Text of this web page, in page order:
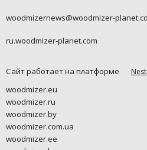
woodmizernews@woodmizer-
ru.woodmizer-planet.com
Сайт работает на платформе
woodmizer.eu
woodmizer.ru
woodmizer.by
woodmizer.com.ua
woodmizer.ee